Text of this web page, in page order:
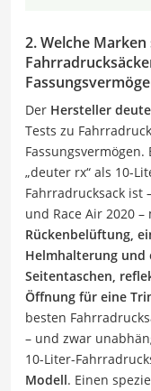
2. Welche
Der Hersteller
Tests zu
„deuter rx“ als 10-
Fahrradrucksack ist
und Race Air 2020 –
Rückenbelüftung,
Helmhalterung und
Seitentaschen,
Öffnung für eine
besten
– und zwar
10-Liter-
Modell. Einen